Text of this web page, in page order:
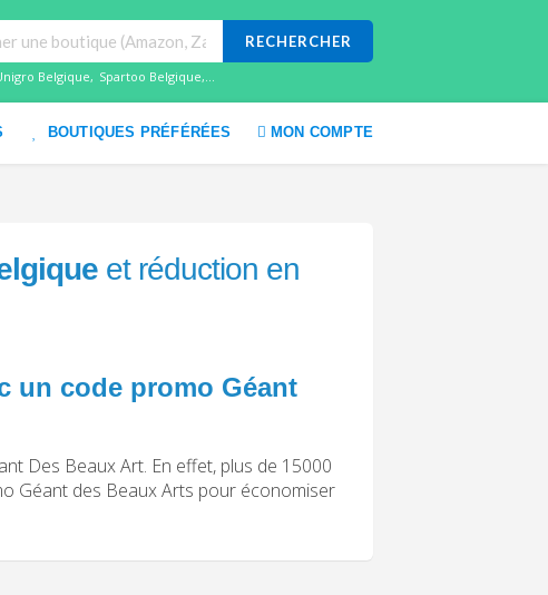
RECHERCHER
Belgique, Spartoo Belgique,...
BOUTIQUES PRÉFÉRÉES MON COMPTE
et réduction en
un code promo Géant
Des Beaux Art. En effet, plus de 15000
Géant des Beaux Arts pour économiser